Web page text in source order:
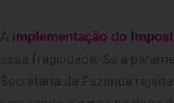
A implementação do
essa fragilidade. Se a
Secretaria da Fazenda